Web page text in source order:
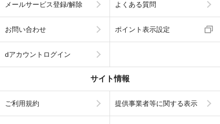
メールサービス登録/解除 よくある質問
お問い合わせ ポイント表示設定
dアカウントログイン
サイト情報
ご利用規約 提供事業者等に関する表示